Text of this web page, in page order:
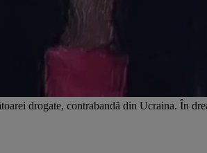
drogate, contrabandă din Ucraina. În